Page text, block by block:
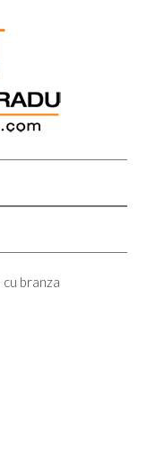
branza